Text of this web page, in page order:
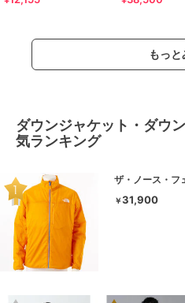
もっと
ダウンジャケット・ダウ
気ランキング
ザ・ノース・フ
￥31,900